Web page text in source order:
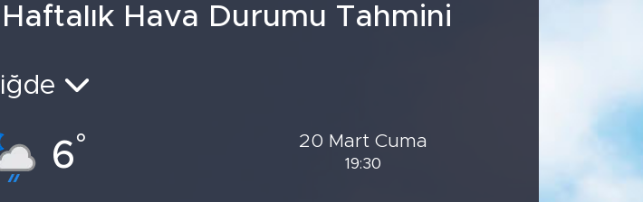
Haftalık Hava Durumu Tahmini
6° 20 Mart Cuma
19:30